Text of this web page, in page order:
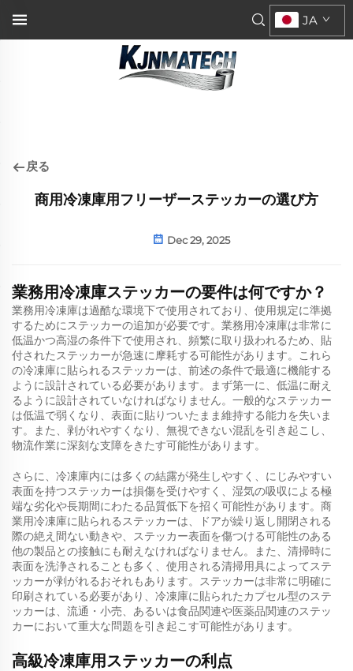
JA
戻る
商用冷凍庫用フリーザーステッカーの選び方
Dec 29, 2025
業務用冷凍庫ステッカーの要件は何ですか？
業務用冷凍庫は過酷な環境下で使用されており、使用規定に準拠
するためにステッカーの追加が必要です。業務用冷凍庫は非常に
低温かつ高湿の条件下で使用され、頻繁に取り扱われるため、貼
付されたステッカーが急速に摩耗する可能性があります。これら
の冷凍庫に貼られるステッカーは、前述の条件で最適に機能する
ように設計されている必要があります。まず第一に、低温に耐え
るように設計されていなければなりません。一般的なステッカー
は低温で弱くなり、表面に貼りついたまま維持する能力を失いま
す。また、剥がれやすくなり、無視できない混乱を引き起こし、
物流作業に深刻な支障をきたす可能性があります。
さらに、冷凍庫内には多くの結露が発生しやすく、にじみやすい
表面を持つステッカーは損傷を受けやすく、湿気の吸収による極
端な劣化や長期間にわたる品質低下を招く可能性があります。商
業用冷凍庫に貼られるステッカーは、ドアが繰り返し開閉される
際の絶え間ない動きや、ステッカー表面を傷つける可能性のある
他の製品との接触にも耐えなければなりません。また、清掃時に
表面を洗浄されることも多く、使用される清掃用具によってステ
ッカーが剥がれるおそれもあります。ステッカーは非常に明確に
印刷されている必要があり、冷凍庫に貼られたカプセル型のステ
ッカーは、流通・小売、あるいは食品関連や医薬品関連のステッ
カーにおいて重大な問題を引き起こす可能性があります。
高級冷凍庫用ステッカーの利点